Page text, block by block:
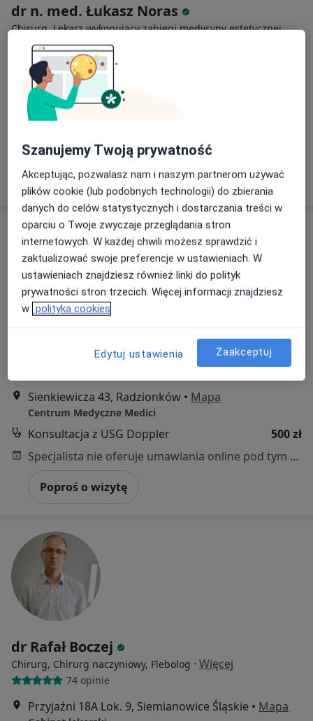
dr n. med. Łukasz Noras
Chirurg, Lekarz wykonujący zabiegi medycyny estetycznej,
Flebolog·Więcej
184 opinie
Inwalidów Wojennych 79, Piekary Śląskie
Centrum Medyczne Gabos
Konsultacja chirurgiczna
Poproś o wizytę
dr hab. n. med. Marek Glinka
Angiolog, Chirurg, Proktolog·Więcej
Sienkiewicza 43, Radzionków • Mapa
Centrum Medyczne Medici
Konsultacja z USG Doppler
500 zł
Specjalista nie oferuje umawiania online pod tym adresem.
Poproś o wizytę
dr Rafał Boczej
Chirurg, Chirurg naczyniowy, Flebolog · Więcej
74 opinie
Przyjaźni 18A Lok. 9, Siemianowice Śląskie • Mapa
Szanujemy Twoją prywatność
Akceptując, pozwalasz nam i naszym partnerom używać
plików cookie (lub podobnych technologii) do zbierania
danych do celów statystycznych i dostarczania treści w
oparciu o Twoje zwyczaje przeglądania stron
internetowych. W każdej chwili możesz sprawdzić i
zaktualizować swoje preferencje w ustawieniach. W
ustawieniach znajdziesz również linki do polityk
prywatności stron trzecich. Więcej informacji znajdziesz
w polityka cookies
Edytuj ustawienia Zaakceptuj